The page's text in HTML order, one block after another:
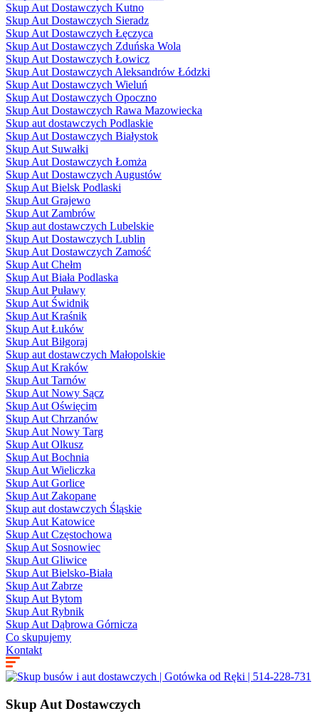
Skup Aut Dostawczych Kutno
Skup Aut Dostawczych Sieradz
Skup Aut Dostawczych Łęczyca
Skup Aut Dostawczych Zduńska Wola
Skup Aut Dostawczych Łowicz
Skup Aut Dostawczych Aleksandrów Łódzki
Skup Aut Dostawczych Wieluń
Skup Aut Dostawczych Opoczno
Skup Aut Dostawczych Rawa Mazowiecka
Skup aut dostawczych Podlaskie
Skup Aut Dostawczych Białystok
Skup Aut Suwałki
Skup Aut Dostawczych Łomża
Skup Aut Dostawczych Augustów
Skup Aut Bielsk Podlaski
Skup Aut Grajewo
Skup Aut Zambrów
Skup aut dostawczych Lubelskie
Skup Aut Dostawczych Lublin
Skup Aut Dostawczych Zamość
Skup Aut Chełm
Skup Aut Biała Podlaska
Skup Aut Puławy
Skup Aut Świdnik
Skup Aut Kraśnik
Skup Aut Łuków
Skup Aut Biłgoraj
Skup aut dostawczych Małopolskie
Skup Aut Kraków
Skup Aut Tarnów
Skup Aut Nowy Sącz
Skup Aut Oświęcim
Skup Aut Chrzanów
Skup Aut Nowy Targ
Skup Aut Olkusz
Skup Aut Bochnia
Skup Aut Wieliczka
Skup Aut Gorlice
Skup Aut Zakopane
Skup aut dostawczych Śląskie
Skup Aut Katowice
Skup Aut Częstochowa
Skup Aut Sosnowiec
Skup Aut Gliwice
Skup Aut Bielsko-Biała
Skup Aut Zabrze
Skup Aut Bytom
Skup Aut Rybnik
Skup Aut Dąbrowa Górnicza
Co skupujemy
Kontakt
Skup Aut Dostawczych